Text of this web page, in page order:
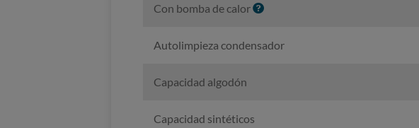
Con bomba de calorI
Autolimpieza condensador
Capacidad algodón
Capacidad sintéticos